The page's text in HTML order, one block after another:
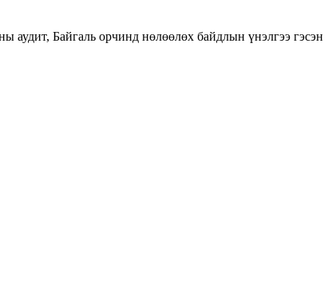
Байгаль орчинд нөлөөлөх байдлын үнэлгээ гэсэн